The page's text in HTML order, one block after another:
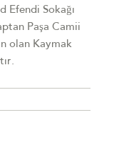
Efendi Sokağı
Paşa Camii
olan Kaymak